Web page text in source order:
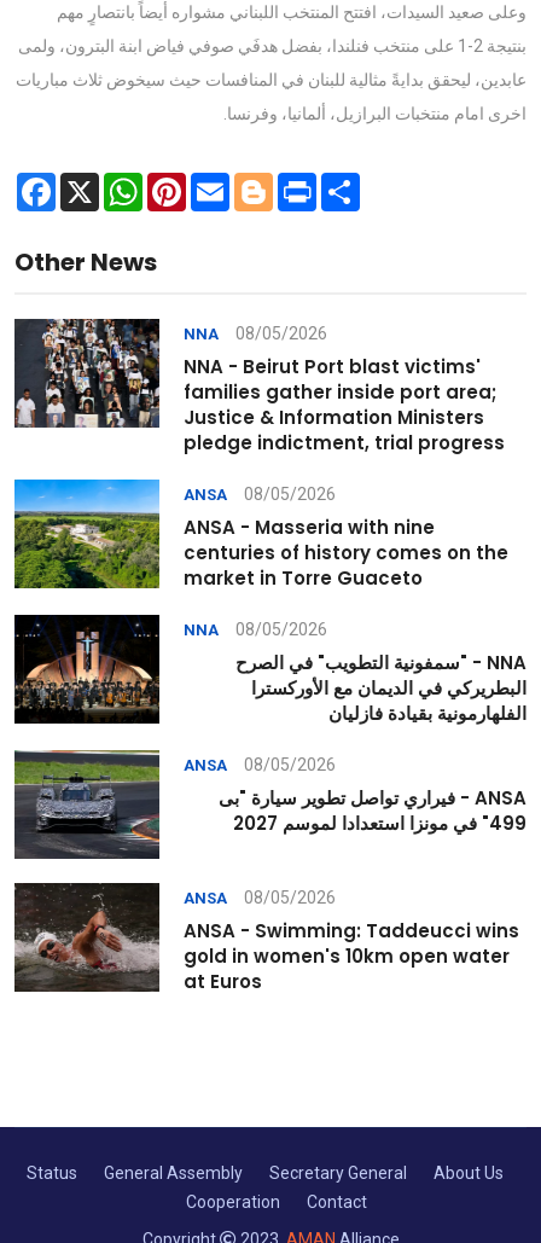
وعلى صعيد السيدات، افتتح المنتخب اللبناني مشواره أيضاً بانتصارٍ مهم
بنتيجة 2-1 على منتخب فنلندا، بفضل هدفَي صوفي فياض ابنة البترون، ولمى
عابدين، ليحقق بدايةً مثالية للبنان في المنافسات حيث سيخوض ثلاث مباريات
اخرى امام منتخبات البرازيل، ألمانيا، وفرنسا.
Facebook
X WhatsApp
Pinterest
Email Blogger
Print
Other News
NNA 08/05/2026
NNA - Beirut Port blast victims'
families gather inside port area;
Justice & Information Ministers
pledge indictment, trial progress
ANSA 08/05/2026
ANSA - Masseria with nine
centuries of history comes on the
market in Torre Guaceto
NNA 08/05/2026
NNA - "سمفونية التطويب" في الصرح
البطريركي في الديمان مع الأوركسترا
الفلهارمونية بقيادة فازليان
ANSA 08/05/2026
ANSA - فيراري تواصل تطوير سيارة "بى
499" في مونزا استعدادا لموسم 2027
ANSA 08/05/2026
ANSA - Swimming: Taddeucci wins
gold in women's 10km open water
at Euros
Status General Assembly Secretary General
About Us
Cooperation
Contact